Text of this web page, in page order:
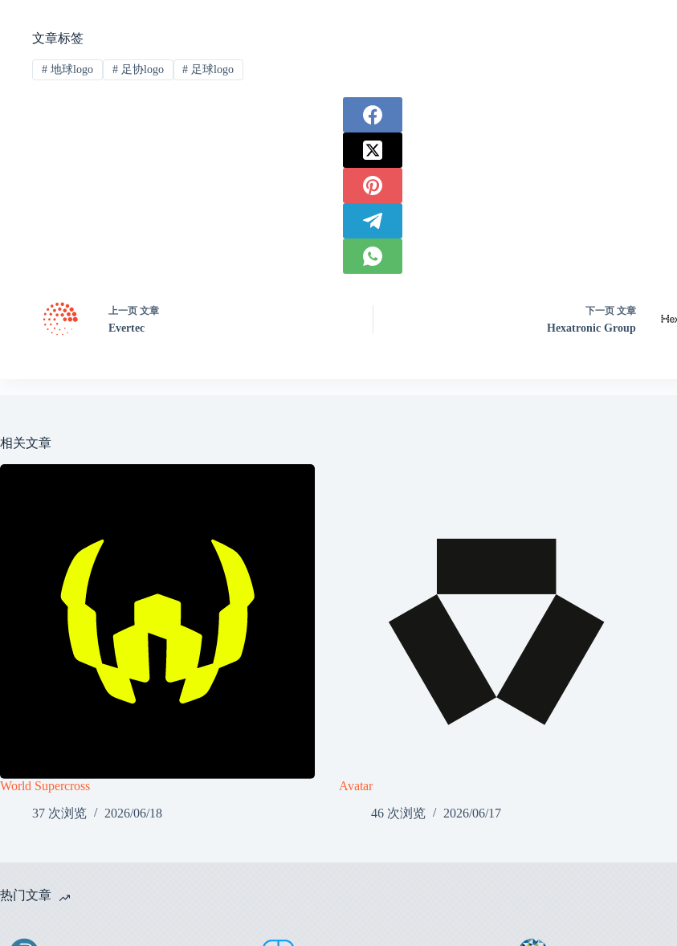
文章标签
#地球logo #足协logo # 足球logo
上一页 文章
Evertec
下一页文章
Hexatronic Group
相关文章
World Supercross
37 次浏览
2026/06/18
Avatar
46 次浏览
2026/06/17
热门文章